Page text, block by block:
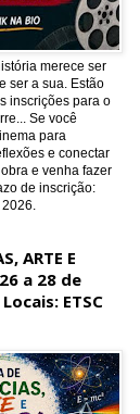
merece ser
ser a sua. Estão
inscrições para o
Se você
para
e conectar
e venha fazer
de inscrição:
ARTE E
a 28 de
ETSC